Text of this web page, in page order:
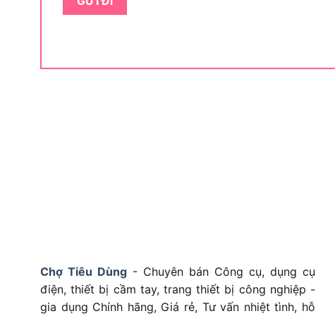
hoàn chỉnh phản ánh định vị sản phẩm trong phân
Máy khoan vặn vít
Brushless (không
Tốc độ không tải (mức cao)
0 – 1.350 vòng/
Lực siết tối đa
30 Nm
Chợ Tiêu Dùng - Chuyên bán Công cụ, dụng cụ
điện, thiết bị cầm tay, trang thiết bị công nghiệp -
gia dụng Chính hãng, Giá rẻ, Tư vấn nhiệt tình, hỗ